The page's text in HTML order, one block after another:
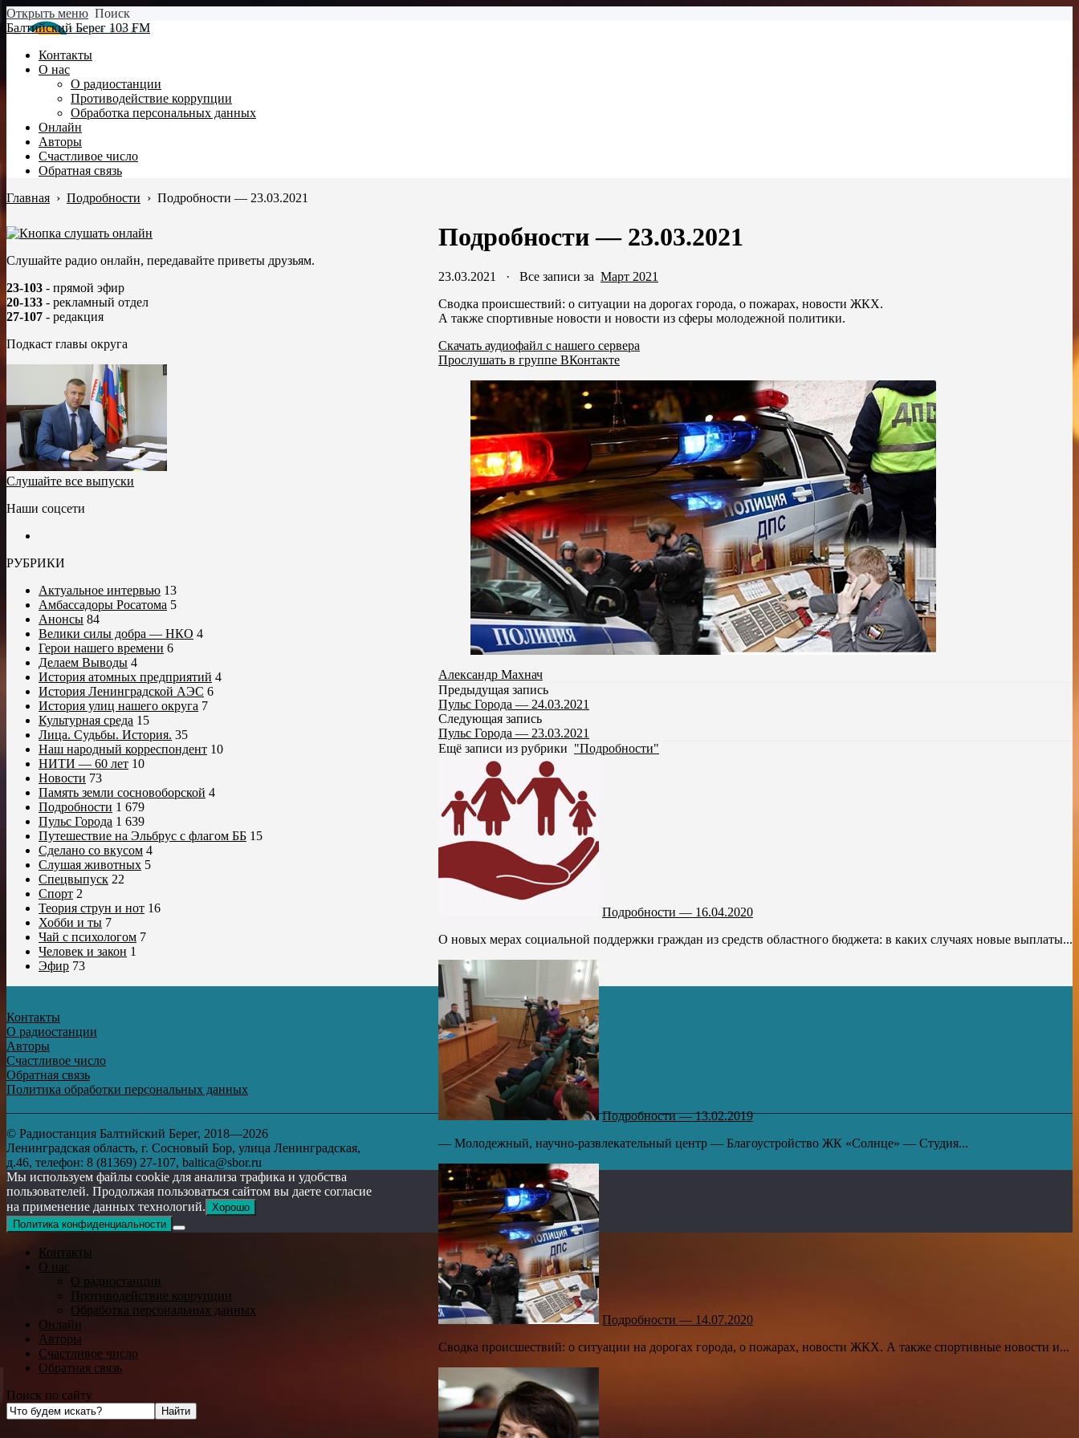
Открыть меню Поиск
Балтийский Берег 103 FM
Контакты
О нас
О радиостанции
Противодействие коррупции
Обработка персональных данных
Онлайн
Авторы
Счастливое число
Обратная связь
Главная › Подробности › Подробности — 23.03.2021
Подробности — 23.03.2021
23.03.2021 · Все записи за Март 2021
Сводка происшествий: о ситуации на дорогах города, о пожарах, новости ЖКХ.
А также спортивные новости и новости из сферы молодежной политики.
Скачать аудиофайл с нашего сервера
Прослушать в группе ВКонтакте
Александр Махнач
Предыдущая запись
Пульс Города — 24.03.2021
Следующая запись
Пульс Города — 23.03.2021
Ещё записи из рубрики "Подробности"
Подробности — 16.04.2020
О новых мерах социальной поддержки граждан из средств областного бюджета: в каких случаях новые выплаты...
Подробности — 13.02.2019
— Молодежный, научно-развлекательный центр — Благоустройство ЖК «Солнце» — Студия...
Подробности — 14.07.2020
Сводка происшествий: о ситуации на дорогах города, о пожарах, новости ЖКХ. А также спортивные новости и...
Слушайте радио онлайн, передавайте приветы друзьям.
23-103 - прямой эфир
20-133 - рекламный отдел
27-107 - редакция
Подкаст главы округа
Слушайте все выпуски
Наши соцсети
РУБРИКИ
Актуальное интервью 13
Амбассадоры Росатома 5
Анонсы 84
Велики силы добра — НКО 4
Герои нашего времени 6
Делаем Выводы 4
История атомных предприятий 4
История Ленинградской АЭС 6
История улиц нашего округа 7
Культурная среда 15
Лица. Судьбы. История. 35
Наш народный корреспондент 10
НИТИ — 60 лет 10
Новости 73
Память земли сосновоборской 4
Подробности 1 679
Пульс Города 1 639
Путешествие на Эльбрус с флагом ББ 15
Сделано со вкусом 4
Слушая животных 5
Спецвыпуск 22
Спорт 2
Теория струн и нот 16
Хобби и ты 7
Чай с психологом 7
Человек и закон 1
Эфир 73
Контакты
О радиостанции
Авторы
Счастливое число
Обратная связь
Политика обработки персональных данных
© Радиостанция Балтийский Берег, 2018—2026
Ленинградская область, г. Сосновый Бор, улица Ленинградская,
д.46, телефон: 8 (81369) 27-107, baltica@sbor.ru
Мы используем файлы cookie для анализа трафика и удобства
пользователей. Продолжая пользоваться сайтом вы даете согласие
на применение данных технологий. Хорошо
Политика конфиденциальности
Контакты
О нас
О радиостанции
Противодействие коррупции
Обработка персональных данных
Онлайн
Авторы
Счастливое число
Обратная связь
Поиск по сайту